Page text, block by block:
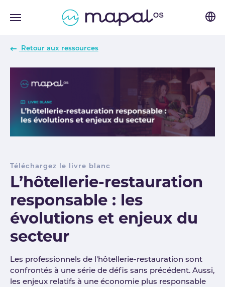
Retour aux ressources
Téléchargez le livre blanc
L’hôtellerie-restauration
responsable : les
évolutions et enjeux du
secteur
Les professionnels de l'hôtellerie-restauration sont
confrontés à une série de défis sans précédent. Aussi,
les enjeux relatifs à une économie plus responsable